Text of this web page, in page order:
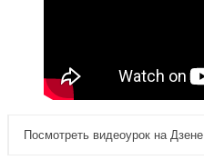
Посмотреть видеоурок на Дзене